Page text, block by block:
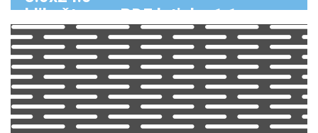
klikněte pro PDF k tisku 1:1